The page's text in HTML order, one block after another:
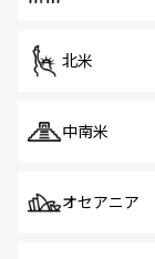
北米
中南米
オセアニア